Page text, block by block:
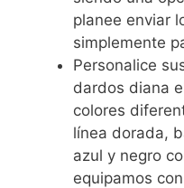
planee enviar
simplemente
Personalice
dardos diana
colores
línea dorada,
azul y negro
equipamos